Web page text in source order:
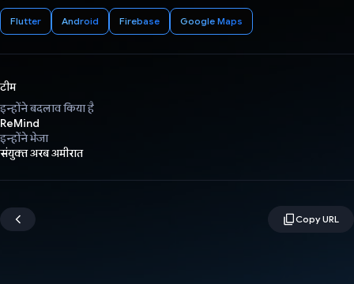
Flutter Android Firebase Google Maps
टीम
इन्होंने बदलाव किया है
ReMind
इन्होंने भेजा
संयुक्त अरब अमीरात